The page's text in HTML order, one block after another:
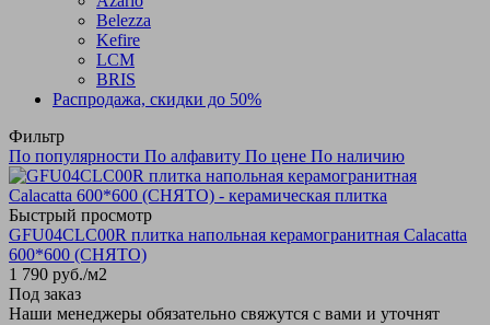
Belezza
Kefire
LCM
BRIS
Распродажа, скидки до 50%
Фильтр
По популярности По алфавиту По цене По наличию
Быстрый просмотр
GFU04CLC00R плитка напольная керамогранитная Calacatta
600*600 (СНЯТО)
1 790 руб./м2
Под заказ
Наши менеджеры обязательно свяжутся с вами и уточнят